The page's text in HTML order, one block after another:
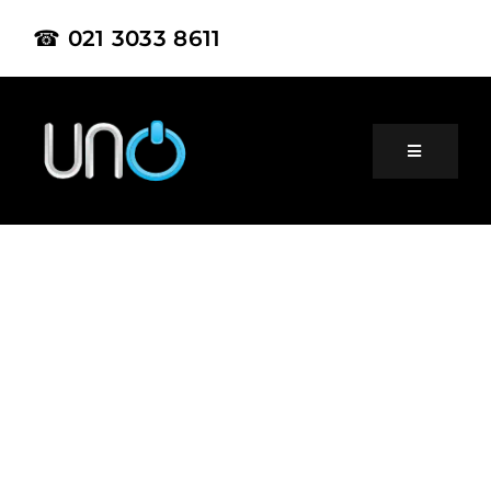
☎ 021 3033 8611